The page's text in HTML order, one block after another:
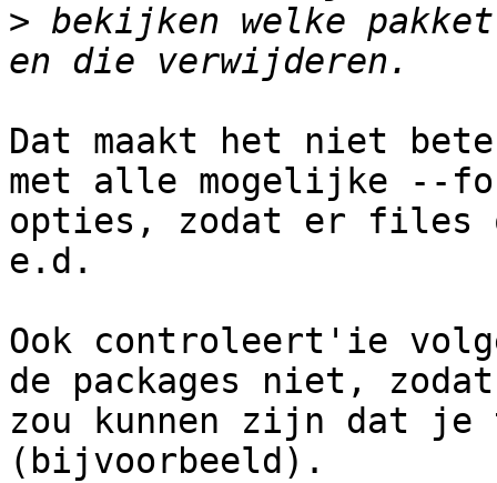
> bekijken welke
Dat maakt het niet
met alle mogelijke --
opties, zodat er files
e.d.
Ook controleert'ie
de packages niet,
zou kunnen zijn dat je
(bijvoorbeeld).